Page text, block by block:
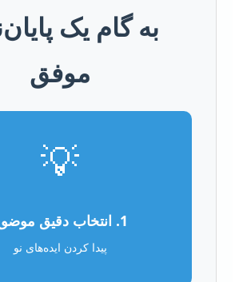
به گام یک
موفق
💡
1. انتخاب دقیق موضوع
پیدا کردن ایده‌های نو